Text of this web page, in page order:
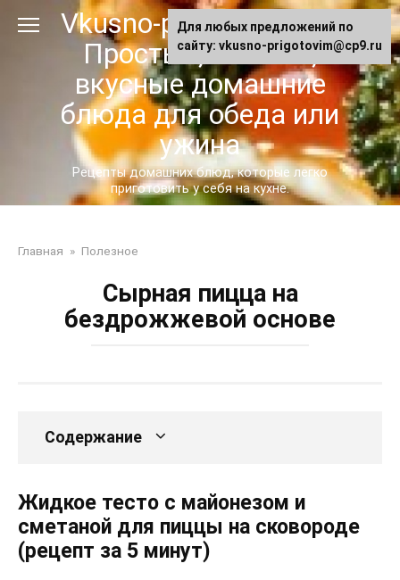
Vkusno-prigotovim.ru -
Простые, сытные,
вкусные домашние
блюда для обеда или
ужина
Рецепты домашних блюд, которые легко
приготовить у себя на кухне.
Главная » Полезное
Сырная пицца на
бездрожжевой основе
Содержание
Жидкое тесто с майонезом и
сметаной для пиццы на сковороде
(рецепт за 5 минут)
Для любых предложений по
сайту: vkusno-prigotovim@cp9.ru